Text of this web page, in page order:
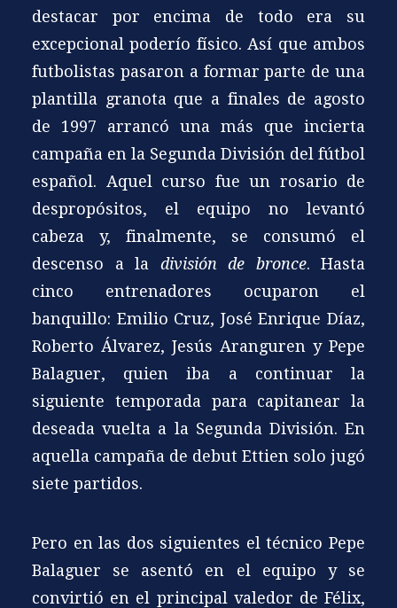
destacar por encima de todo era su
excepcional poderío físico. Así que ambos
futbolistas pasaron a formar parte de una
plantilla granota que a finales de agosto
de 1997 arrancó una más que incierta
campaña en la Segunda División del fútbol
español. Aquel curso fue un rosario de
despropósitos, el equipo no levantó
cabeza y, finalmente, se consumó el
descenso a la división de bronce. Hasta
cinco entrenadores ocuparon el
banquillo: Emilio Cruz, José Enrique Díaz,
Roberto Álvarez, Jesús Aranguren y Pepe
Balaguer, quien iba a continuar la
siguiente temporada para capitanear la
deseada vuelta a la Segunda División. En
aquella campaña de debut Ettien solo jugó
siete partidos.
Pero en las dos siguientes el técnico Pepe
Balaguer se asentó en el equipo y se
convirtió en el principal valedor de Félix,